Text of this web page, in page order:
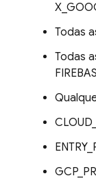
Todas
Todas